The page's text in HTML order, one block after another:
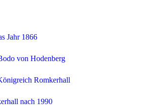
Jahr 1866
von Hodenberg
Romkerhall
nach 1990